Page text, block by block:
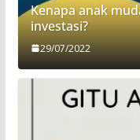
Kenapa anak
investasi?
29/07/2022